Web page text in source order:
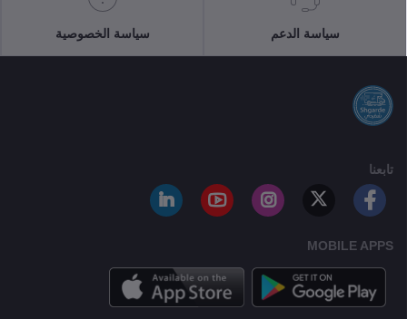
سياسة الدعم سياسة الخصوصية
تابعنا
MOBILE APPS